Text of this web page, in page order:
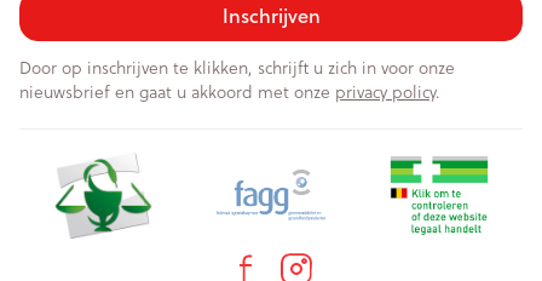
Inschrijven
Door op inschrijven te klikken, schrijft u zich in voor onze
nieuwsbrief en gaat u akkoord met onze privacy policy.